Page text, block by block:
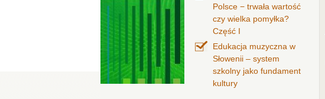
Polsce − trwała wartość
czy wielka pomyłka?
Część I
Edukacja muzyczna w
Słowenii – system
szkolny jako fundament
kultury